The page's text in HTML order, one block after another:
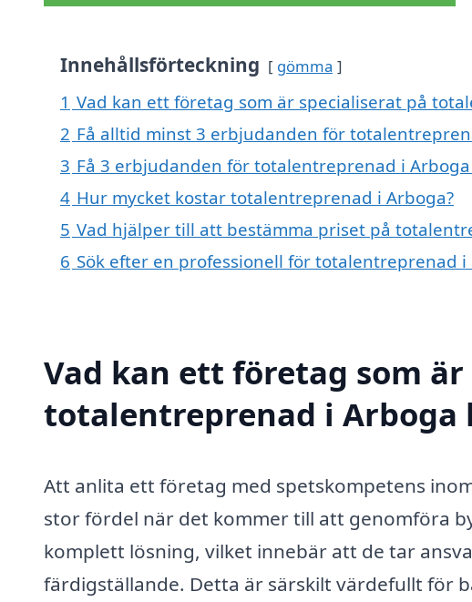
Innehållsförteckning gömma
1 Vad kan ett företag som är specialiserat på
2 Få alltid minst 3 erbjudanden för
3 Få 3 erbjudanden för totalentreprenad i
4 Hur mycket kostar totalentreprenad i Arboga?
5 Vad hjälper till att bestämma priset på
6 Sök efter en professionell för totalentreprenad
Vad kan ett företag som
totalentreprenad i Arboga
Att anlita ett företag med spetskompetens
stor fördel när det kommer till att genomföra
komplett lösning, vilket innebär att de tar
färdigställande. Detta är särskilt värdefullt för